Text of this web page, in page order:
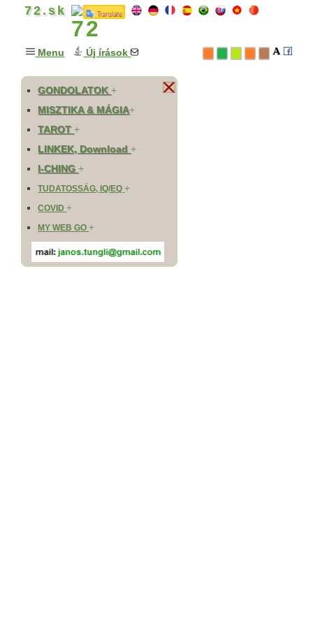
72.sk
Menu Új írások
GONDOLATOK+
MISZTIKA & MÁGIA+
TAROT+
LINKEK, Download+
I-CHING+
TUDATOSSÁG, IQ/EQ+
COVID+
MY WEB GO+